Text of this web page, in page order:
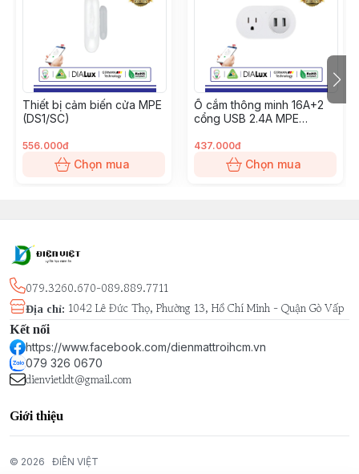
Thiết bị cảm biến cửa MPE
(DS1/SC)
556.000đ
Chọn mua
Ổ cắm thông minh 16A+2
cổng USB 2.4A MPE
437.000đ
Chọn mua
079.3260.670-089.889.7711
Địa chỉ: 1042 Lê Đức Thọ, Phường 13, Hồ Chí Minh - Quận Gò Vấp
Kết nối
https://www.facebook.com/dienmattroihcm.vn
079 326 0670
dienvietldt@gmail.com
Giới thiệu
© 2026 ĐIÊN VIỆT